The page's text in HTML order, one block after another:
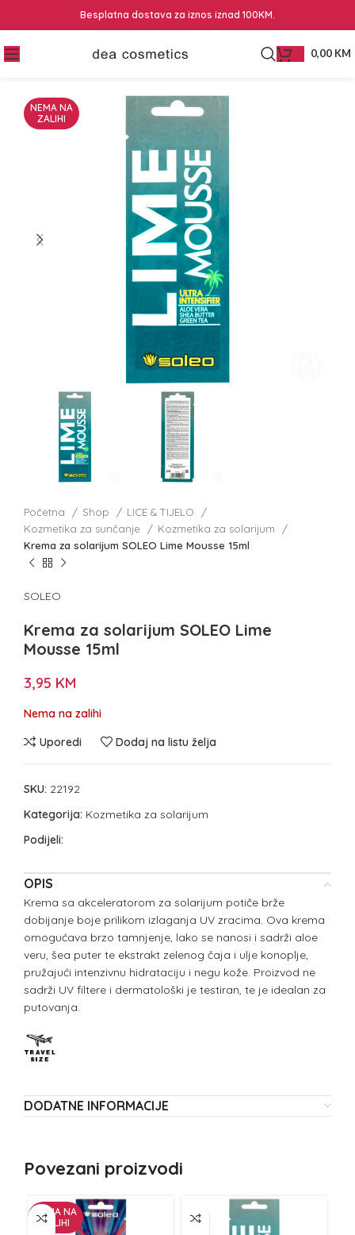
Besplatna dostava za iznos iznad 100KM.
0,00 KM
NEMA NA
ZALIHI
Početna Shop
LICE & TIJELO
Kozmetika za sunčanje
Kozmetika za solarijum
Krema za solarijum SOLEO Lime Mousse 15ml
SOLEO
Krema za solarijum SOLEO Lime
Mousse 15ml
3,95 KM
Nema na zalihi
Uporedi
Dodaj na listu želja
SKU: 22192
Kategorija: Kozmetika za solarijum
Podijeli:
OPIS
Krema sa akceleratorom za solarijum potiče brže
dobijanje boje prilikom izlaganja UV zracima. Ova krema
omogućava brzo tamnjenje, lako se nanosi i sadrži aloe
veru, šea puter te ekstrakt zelenog čaja i ulje konoplje,
pružajući intenzivnu hidrataciju i negu kože. Proizvod ne
sadrži UV filtere i dermatološki je testiran, te je idealan za
putovanja.
DODATNE INFORMACIJE
Povezani proizvodi
NEMA NA
ZALIHI